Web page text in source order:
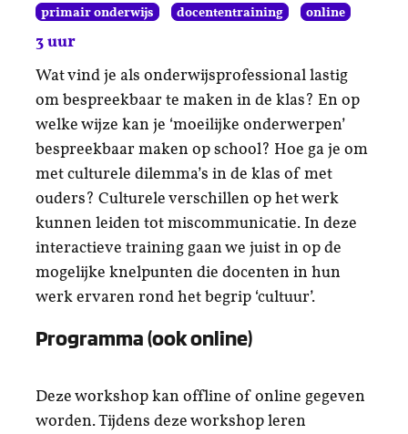
primair onderwijs docententraining online
3 uur
Wat vind je als onderwijsprofessional lastig
om bespreekbaar te maken in de klas? En op
welke wijze kan je ‘moeilijke onderwerpen’
bespreekbaar maken op school? Hoe ga je om
met culturele dilemma’s in de klas of met
ouders? Culturele verschillen op het werk
kunnen leiden tot miscommunicatie. In deze
interactieve training gaan we juist in op de
mogelijke knelpunten die docenten in hun
werk ervaren rond het begrip ‘cultuur’.
Programma (ook online)
Deze workshop kan offline of online gegeven
worden. Tijdens deze workshop leren